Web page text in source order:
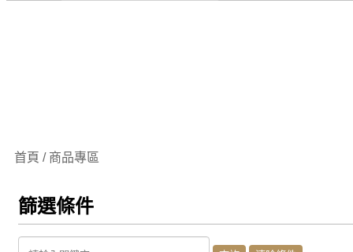
首頁 / 商品專區
篩選條件